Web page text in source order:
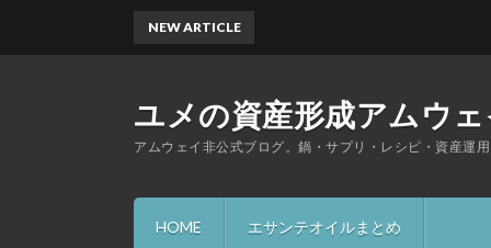
ユメの資産形成アムウ
アムウェイ非公式ブログ。鍋・サプリ・レシピ・資産運
HOME エサンテオイルまとめ
NEW ARTICLE